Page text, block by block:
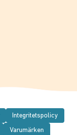
Integritetspolicy
Varumärken